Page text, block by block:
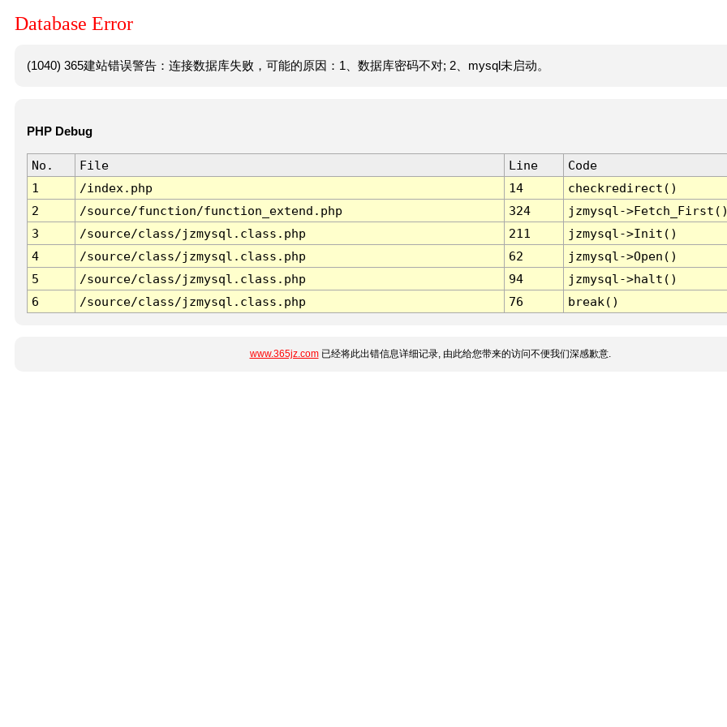
Database Error
(1040) 365建站错误警告：连接数据库失败，可能的原因：1、数据库密码不对; 2、mysql未启动。
PHP Debug
No. File Line
Code
1
/index.php 14
checkredirect()
2
/source/function/function_extend.php 324
jzmysql-
3
/source/class/jzmysql.class.php 211
jzmysql->Init()
4
/source/class/jzmysql.class.php 62
jzmysql->Open()
5
/source/class/jzmysql.class.php 94
jzmysql->halt()
6
/source/class/jzmysql.class.php 76 break()
www.365jz.com已经将此出错信息详细记录, 由此给您带来的访问不便我们深感歉意.